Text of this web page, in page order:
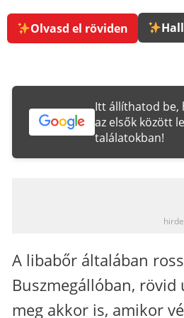
Olvasd el röviden
Itt állíthatod be,
az elsők között
találatokban!
A libabőr általában
Buszmegállóban,
meg akkor is, amikor